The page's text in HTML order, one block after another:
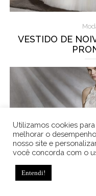
VESTIDO DE
Utilizamos cookies
melhorar o
nosso site e
você concorda com o
Entendi!